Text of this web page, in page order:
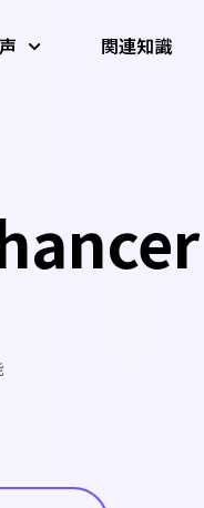
AI顔アニメーター
動画圧縮
Al ボーカルリムーバー
関連知識